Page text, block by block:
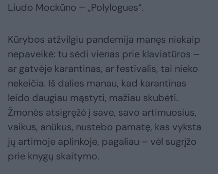
Liudo Mockūno – „Polylogues“.
Kūrybos atžvilgiu pandemija manęs niekaip
nepaveikė: tu sėdi vienas prie klaviatūros –
ar gatvėje karantinas, ar festivalis, tai nieko
nekeičia. Iš dalies manau, kad karantinas
leido daugiau mąstyti, mažiau skubėti.
Žmonės atsigręžė į save, savo artimuosius,
vaikus, anūkus, nustebo pamatę, kas vyksta
jų artimoje aplinkoje, pagaliau – vėl sugrįžo
prie knygų skaitymo.